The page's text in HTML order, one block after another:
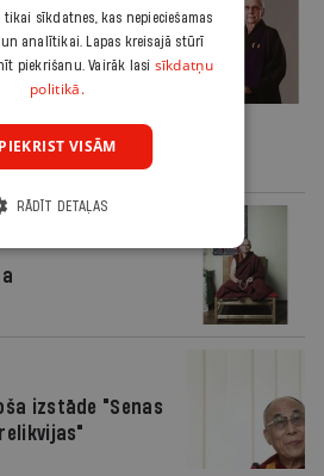
izstāde "Senas
tikai sīkdatnes, kas nepieciešamas
un analītikai. Lapas kreisajā stūrī
piekrišanu. Vairāk lasi sīkdatņu
politikā.
PIEKRIST VISĀM
RĀDĪT DETAĻAS